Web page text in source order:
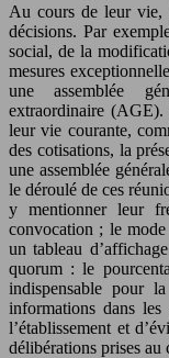
Au cours de leur vie,
décisions. Par
social, de la
mesures
une assemblée
extraordinaire
leur vie courante,
des cotisations, la
une assemblée
le déroulé de ces
y mentionner leur
convocation ; le
un tableau
quorum : le
indispensable pour
informations dans
l’établissement et
délibérations prises